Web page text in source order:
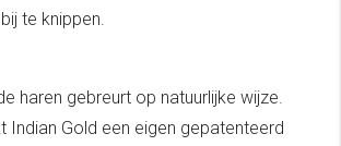
te knippen.
haren gebreurt op natuurlijke wijze.
Indian Gold een eigen gepatenteerd